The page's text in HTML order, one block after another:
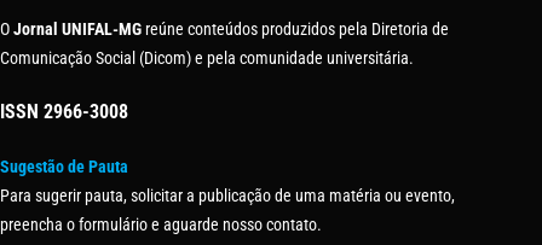
OJornal UNIFAL-MG reúne conteúdos produzidos pela Diretoria de
Comunicação Social (Dicom) e pela comunidade universitária.
ISSN 2966-3008
Sugestão de Pauta
Para sugerir pauta, solicitar a publicação de uma matéria ou evento,
preencha o formulário e aguarde nosso contato.